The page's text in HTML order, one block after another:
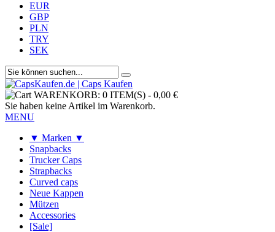
EUR
GBP
PLN
TRY
SEK
WARENKORB: 0 ITEM(S) - 0,00 €
Sie haben keine Artikel im Warenkorb.
MENU
▼ Marken ▼
Snapbacks
Trucker Caps
Strapbacks
Curved caps
Neue Kappen
Mützen
Accessories
[Sale]